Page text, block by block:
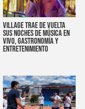
Village trae de vuelta
sus noches de música en
vivo, gastronomía y
entretenimiento